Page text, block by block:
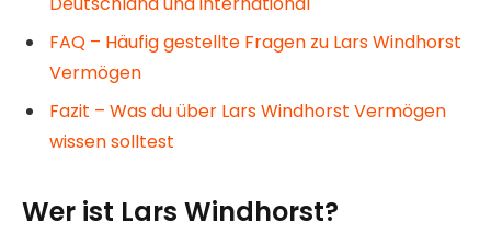
FAQ – Häufig gestellte Fragen zu Lars Windhorst
Vermögen
Fazit – Was du über Lars Windhorst Vermögen
wissen solltest
Wer ist Lars Windhorst?